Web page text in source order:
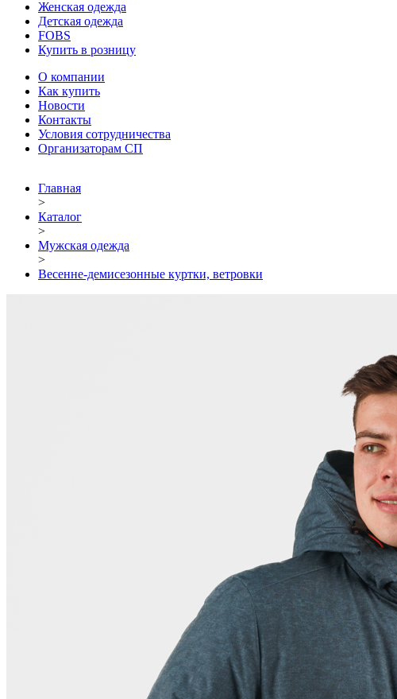
Женская одежда
Детская одежда
FOBS
Купить в розницу
О компании
Как купить
Новости
Контакты
Условия сотрудничества
Организаторам СП
Главная
>
Каталог
>
Мужская одежда
>
Весенне-демисезонные куртки, ветровки